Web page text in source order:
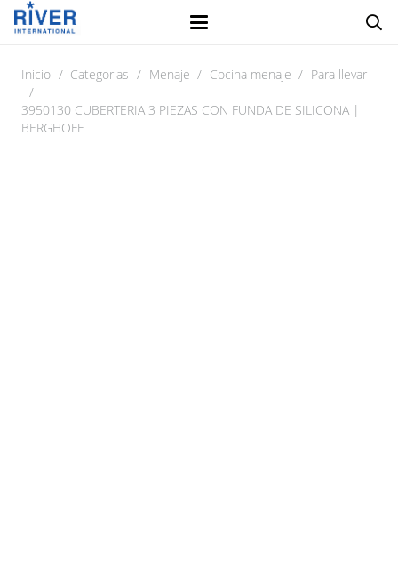
Inicio / Categorias / Menaje / Cocina menaje / Para llevar
/
3950130 CUBERTERIA 3 PIEZAS CON FUNDA DE SILICONA |
BERGHOFF